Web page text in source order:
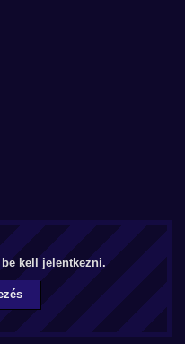
kell jelentkezni.